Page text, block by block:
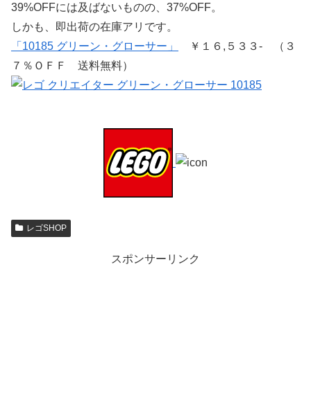
39%OFFには及ばないものの、37%OFF。
しかも、即出荷の在庫アリです。
「10185 グリーン・グローサー」
￥１６,５３３- （３
７％ＯＦＦ 送料無料）
レゴSHOP
スポンサーリンク